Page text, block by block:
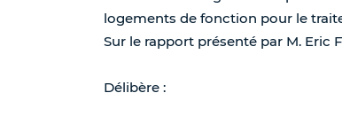
logements de fonction pour le
Sur le rapport présenté par M. Eric
Délibère :